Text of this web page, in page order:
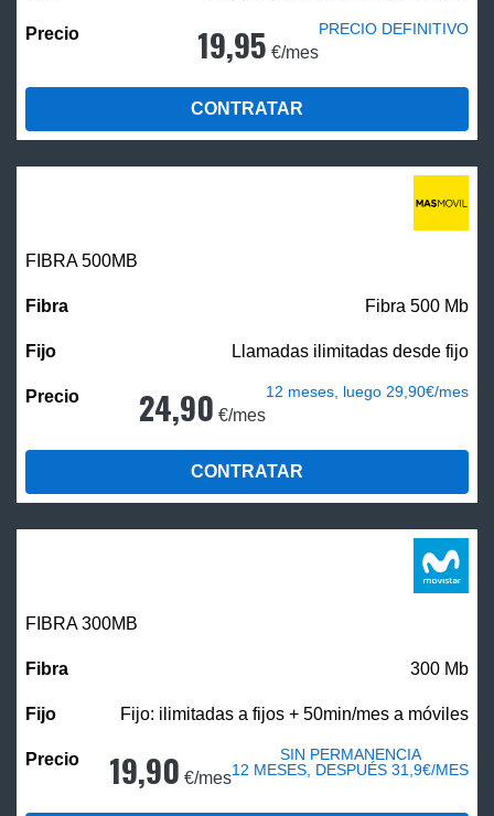
19,95 €/mes
PRECIO DEFINITIVO
CONTRATAR
FIBRA500MB
Fibra 500 Mb
Llamadas ilimitadas desde fijo
24,90 €/mes
12 meses, luego 29,90€/mes
CONTRATAR
FIBRA 300MB
300 Mb
Fijo: ilimitadas a fijos + 50min/mes a móviles
19,90 €/mes
SIN PERMANENCIA
12 MESES, DESPUÉS 31,9€/MES